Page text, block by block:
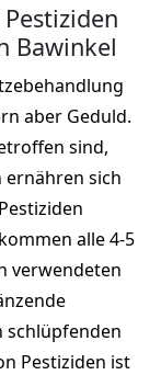
Bawinkel
aber Geduld.
sind,
ernähren sich
alle 4-5
verwendeten
schlüpfenden
Pestiziden ist